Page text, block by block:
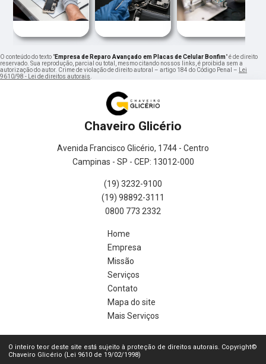
O conteúdo do texto "Empresa de Reparo Avançado em Placas de Celular Bonfim" é de direito
reservado. Sua reprodução, parcial ou total, mesmo citando nossos links, é proibida sem a
autorização do autor. Crime de violação de direito autoral – artigo 184 do Código Penal – Lei
9610/98 - Lei de direitos autorais.
Chaveiro Glicério
Avenida Francisco Glicério, 1744 - Centro
Campinas - SP - CEP: 13012-000
(19) 3232-9100
(19) 98892-3111
0800 773 2332
Home
Empresa
Missão
Serviços
Contato
Mapa do site
Mais Serviços
O inteiro teor deste site está sujeito à proteção de direitos autorais. Copyright©
Chaveiro Glicério (Lei 9610 de 19/02/1998)